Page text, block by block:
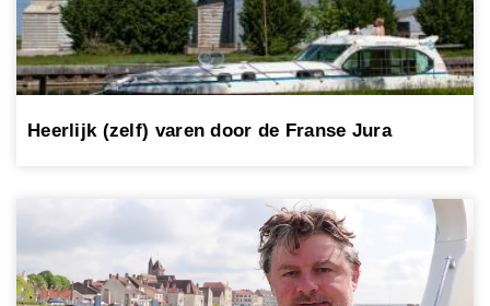
Heerlijk (zelf) varen door de Franse Jura